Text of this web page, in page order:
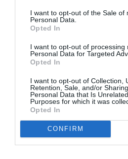
I want to opt-out of the Sale of
Personal Data.
Opted In
I want to opt-out of processing
Personal Data for Targeted
Opted In
I want to opt-out of Collection,
Retention, Sale, and/or
Personal Data that Is
Purposes for which it was
Opted In
CONFIRM
AȚI PUTEA